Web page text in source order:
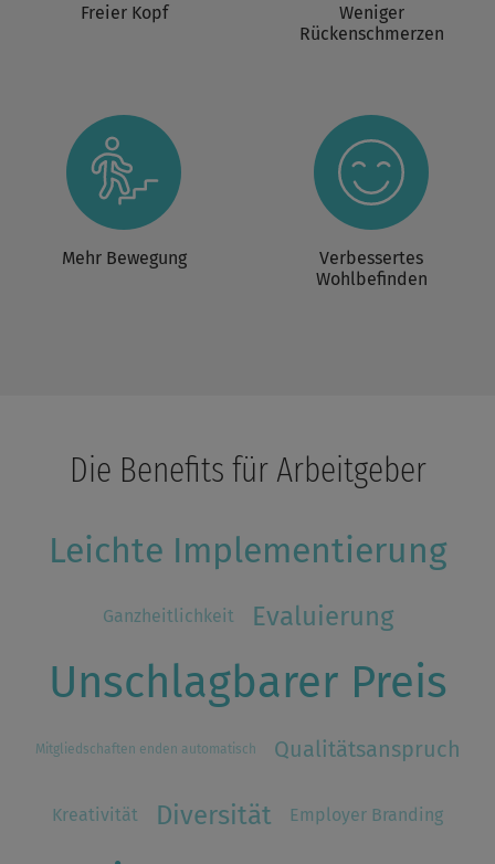
Freier Kopf
Weniger
Rückenschmerzen
Mehr Bewegung
Verbessertes
Wohlbefinden
Die Benefits für Arbeitgeber
Leichte Implementierung
Ganzheitlichkeit Evaluierung
Unschlagbarer Preis
Mitgliedschaften enden automatisch Qualitätsanspruch
Kreativität Diversität Employer Branding